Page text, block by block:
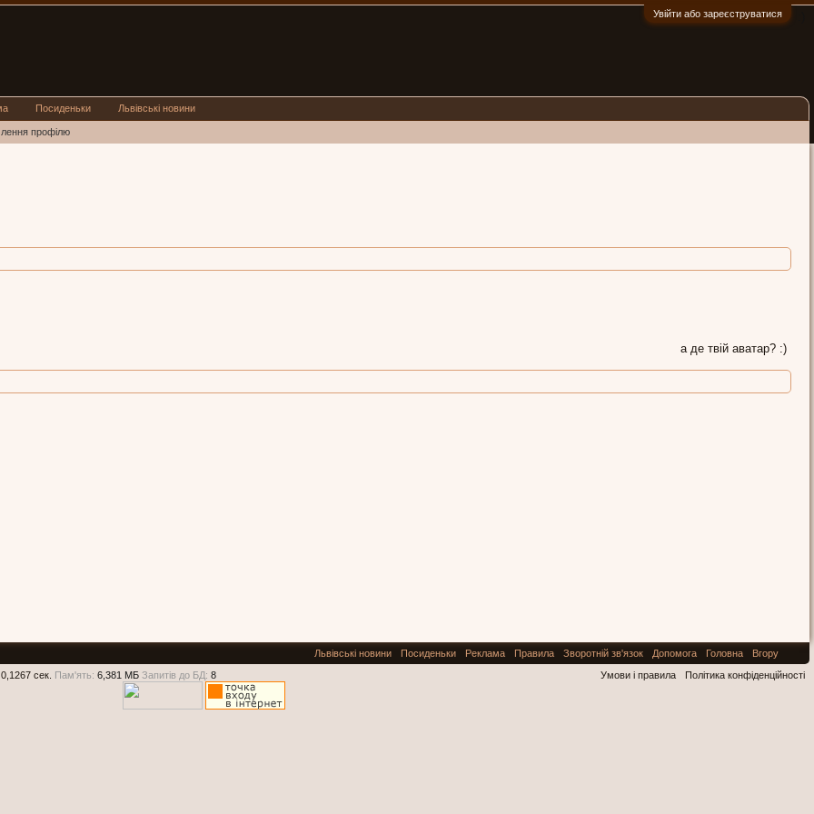
Увійти або зареєструватися
а де твій аватар? :)
профілю
Посиденьки Львівські новини
Львівські новини Посиденьки Реклама Правила Зворотній зв'язок Допомога Головна
Вгору
Умови і правила
Політика конфіденційності
0,1267 сек. Пам'ять: 6,381 МБ Запитів до БД: 8